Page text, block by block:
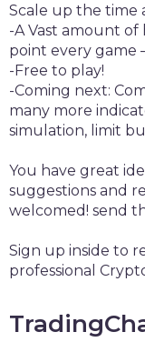
Scale up the time
-A Vast amount of
point every game
-Free to play!
-Coming next:
many more
simulation, limit
You have great
suggestions and
welcomed! send
Sign up inside to
professional